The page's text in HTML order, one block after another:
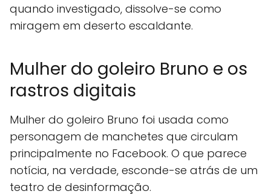
quando investigado, dissolve-se como
miragem em deserto escaldante.
Mulher do goleiro Bruno e os
rastros digitais
Mulher do goleiro Bruno foi usada como
personagem de manchetes que circulam
principalmente no Facebook. O que parece
notícia, na verdade, esconde-se atrás de um
teatro de desinformação.